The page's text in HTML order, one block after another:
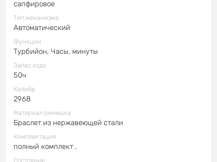
сапфировое
Тип механизма
Автоматический
Функции
Турбийон, Часы, минуты
Запас хода
50ч
Калибр
2968
Материал ремешка
Браслет из нержавеющей стали
Комплектация
полный комплект ,
Состояние